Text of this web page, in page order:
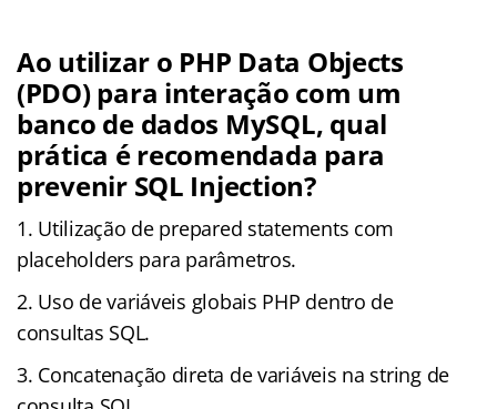
Ao utilizar o PHP Data Objects
(PDO) para interação com um
banco de dados MySQL, qual
prática é recomendada para
prevenir SQL Injection?
Utilização de prepared statements com
placeholders para parâmetros.
Uso de variáveis globais PHP dentro de
consultas SQL.
Concatenação direta de variáveis na string de